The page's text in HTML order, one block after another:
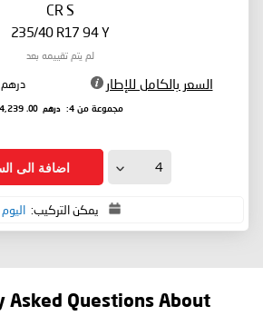
CR S
235/40 R17 94 Y
لم يتم تقييمه بعد
السعر بالكامل للإطار درهم
مجموعة من 4: درهم 4,239
.00
اضافة الى
يمكن التركيب: اليوم
Asked Questions About